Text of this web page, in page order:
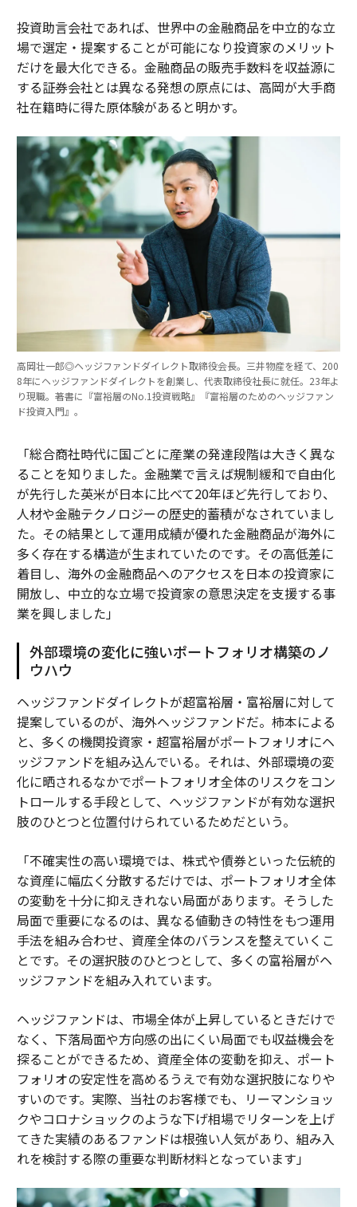
投資助言会社であれば、世界中の金融商品を中立的な立
場で選定・提案することが可能になり投資家のメリット
だけを最大化できる。金融商品の販売手数料を収益源に
する証券会社とは異なる発想の原点には、高岡が大手商
社在籍時に得た原体験があると明かす。
高岡壮一郎◎ヘッジファンドダイレクト取締役会長。三井物産を経て、200
8年にヘッジファンドダイレクトを創業し、代表取締役社長に就任。23年よ
り現職。著書に『富裕層のNo.1投資戦略』『富裕層のためのヘッジファン
ド投資入門』。
「総合商社時代に国ごとに産業の発達段階は大きく異な
ることを知りました。金融業で言えば規制緩和で自由化
が先行した英米が日本に比べて20年ほど先行しており、
人材や金融テクノロジーの歴史的蓄積がなされていまし
た。その結果として運用成績が優れた金融商品が海外に
多く存在する構造が生まれていたのです。その高低差に
着目し、海外の金融商品へのアクセスを日本の投資家に
開放し、中立的な立場で投資家の意思決定を支援する事
業を興しました」
外部環境の変化に強いポートフォリオ構築のノ
ウハウ
ヘッジファンドダイレクトが超富裕層・富裕層に対して
提案しているのが、海外ヘッジファンドだ。柿本による
と、多くの機関投資家・超富裕層がポートフォリオにヘ
ッジファンドを組み込んでいる。それは、外部環境の変
化に晒されるなかでポートフォリオ全体のリスクをコン
トロールする手段として、ヘッジファンドが有効な選択
肢のひとつと位置付けられているためだという。
「不確実性の高い環境では、株式や債券といった伝統的
な資産に幅広く分散するだけでは、ポートフォリオ全体
の変動を十分に抑えきれない局面があります。そうした
局面で重要になるのは、異なる値動きの特性をもつ運用
手法を組み合わせ、資産全体のバランスを整えていくこ
とです。その選択肢のひとつとして、多くの富裕層がヘ
ッジファンドを組み入れています。
ヘッジファンドは、市場全体が上昇しているときだけで
なく、下落局面や方向感の出にくい局面でも収益機会を
探ることができるため、資産全体の変動を抑え、ポート
フォリオの安定性を高めるうえで有効な選択肢になりや
すいのです。実際、当社のお客様でも、リーマンショッ
クやコロナショックのような下げ相場でリターンを上げ
てきた実績のあるファンドは根強い人気があり、組み入
れを検討する際の重要な判断材料となっています」